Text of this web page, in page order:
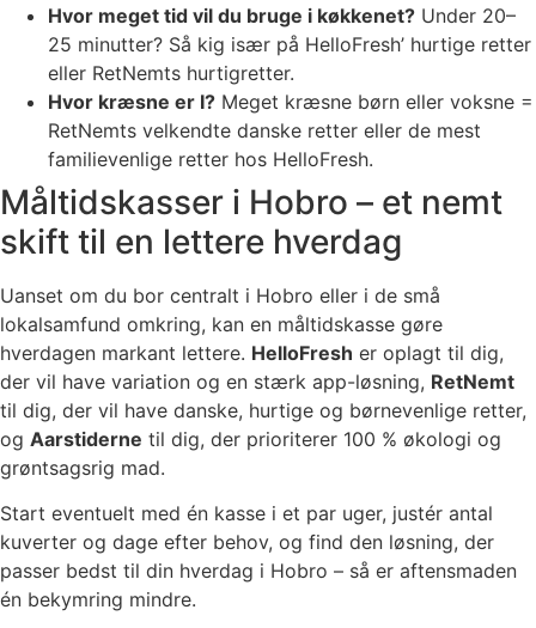
Hvor meget tid vil du bruge i køkkenet? Under 20–
25 minutter? Så kig især på HelloFresh’ hurtige retter
eller RetNemts hurtigretter.
Hvor kræsne er I? Meget kræsne børn eller voksne =
RetNemts velkendte danske retter eller de mest
familievenlige retter hos HelloFresh.
Måltidskasser i Hobro – et nemt
skift til en lettere hverdag
Uanset om du bor centralt i Hobro eller i de små
lokalsamfund omkring, kan en måltidskasse gøre
hverdagen markant lettere. HelloFresh er oplagt til dig,
der vil have variation og en stærk app-løsning, RetNemt
til dig, der vil have danske, hurtige og børnevenlige retter,
og Aarstiderne til dig, der prioriterer 100 % økologi og
grøntsagsrig mad.
Start eventuelt med én kasse i et par uger, justér antal
kuverter og dage efter behov, og find den løsning, der
passer bedst til din hverdag i Hobro – så er aftensmaden
én bekymring mindre.